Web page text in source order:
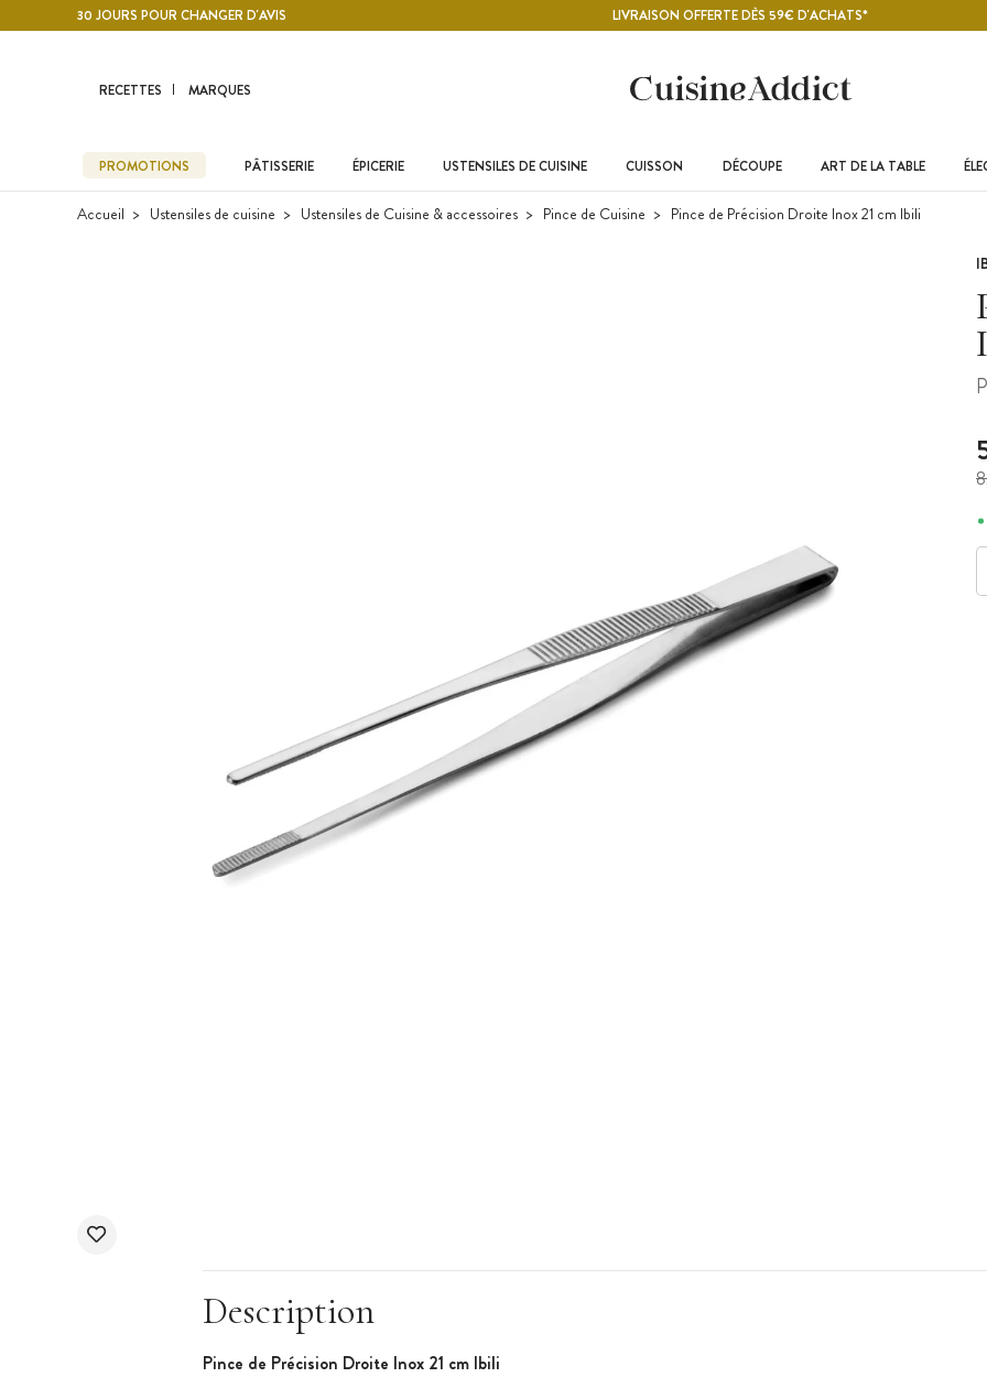
Contenu principal30 JOURS POUR CHANGER D'AVIS LIVRAISON OFFERTE DÈS 59€ D'ACHATS*
RECETTES MARQUES
PROMOTIONS PÂTISSERIE ÉPICERIE USTENSILES DE CUISINE CUISSON DÉCOUPE ART DE LA TABLE
Accueil Ustensiles de cuisine Ustensiles de Cuisine & accessoires Pince de Cuisine Pince de Précision Droite Inox 21 cm Ibili
Description
Pince de Précision Droite Inox 21 cm Ibili